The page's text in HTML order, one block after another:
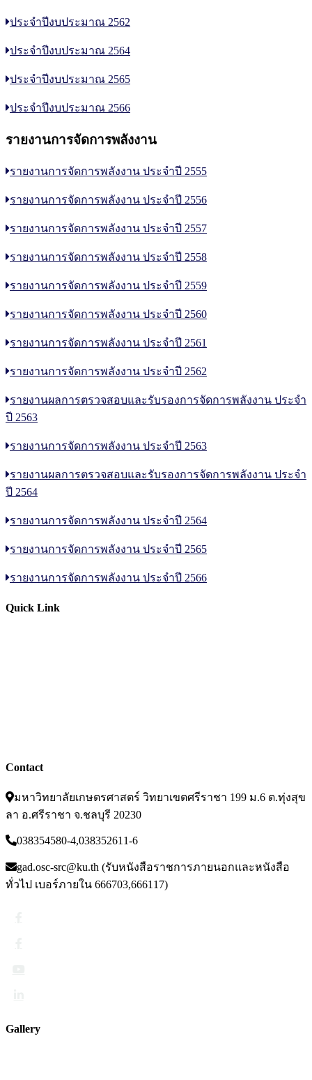
ประจำปีงบประมาณ 2562
ประจำปีงบประมาณ 2564
ประจำปีงบประมาณ 2565
ประจำปีงบประมาณ 2566
รายงานการจัดการพลังงาน
รายงานการจัดการพลังงาน ประจำปี 2555
รายงานการจัดการพลังงาน ประจำปี 2556
รายงานการจัดการพลังงาน ประจำปี 2557
รายงานการจัดการพลังงาน ประจำปี 2558
รายงานการจัดการพลังงาน ประจำปี 2559
รายงานการจัดการพลังงาน ประจำปี 2560
รายงานการจัดการพลังงาน ประจำปี 2561
รายงานการจัดการพลังงาน ประจำปี 2562
รายงานผลการตรวจสอบและรับรองการจัดการพลังงาน ประจำ
ปี 2563
รายงานการจัดการพลังงาน ประจำปี 2563
รายงานผลการตรวจสอบและรับรองการจัดการพลังงาน ประจำ
ปี 2564
รายงานการจัดการพลังงาน ประจำปี 2564
รายงานการจัดการพลังงาน ประจำปี 2565
รายงานการจัดการพลังงาน ประจำปี 2566
Quick Link
Contact
มหาวิทยาลัยเกษตรศาสตร์ วิทยาเขตศรีราชา 199 ม.6 ต.ทุ่งสุข
ลา อ.ศรีราชา จ.ชลบุรี 20230
038354580-4,038352611-6
gad.osc-src@ku.th (รับหนังสือราชการภายนอกและหนังสือ
ทั่วไป เบอร์ภายใน 666703,666117)
Gallery